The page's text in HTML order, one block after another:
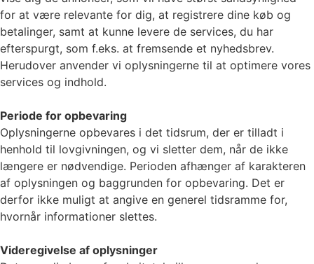
for at være relevante for dig, at registrere dine køb og
betalinger, samt at kunne levere de services, du har
efterspurgt, som f.eks. at fremsende et nyhedsbrev.
Herudover anvender vi oplysningerne til at optimere vores
services og indhold.
Periode for opbevaring
Oplysningerne opbevares i det tidsrum, der er tilladt i
henhold til lovgivningen, og vi sletter dem, når de ikke
længere er nødvendige. Perioden afhænger af karakteren
af oplysningen og baggrunden for opbevaring. Det er
derfor ikke muligt at angive en generel tidsramme for,
hvornår informationer slettes.
Videregivelse af oplysninger